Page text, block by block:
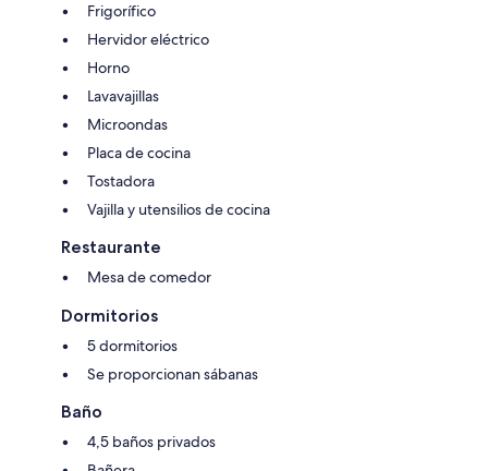
Frigorífico
Hervidor eléctrico
Horno
Lavavajillas
Microondas
Placa de cocina
Tostadora
Vajilla y utensilios de cocina
Restaurante
Mesa de comedor
Dormitorios
5 dormitorios
Se proporcionan sábanas
Baño
4,5 baños privados